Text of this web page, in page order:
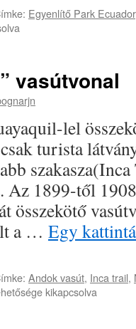
Egyenlítő Park Ecuador
vasútvonal
lel
turista
Az 1899-től
összekötő
a … Egy
Andok vasút, Inca trail,
kikapcsolva